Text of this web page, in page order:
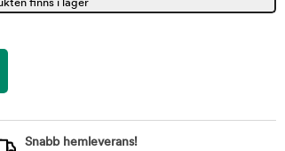
Snabb hemleverans!